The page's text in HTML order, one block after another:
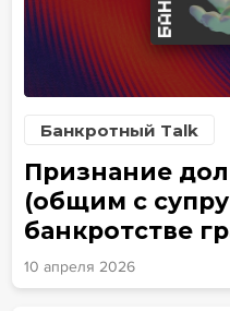
Банкротный Talk
Признание
(общим с
банкротстве
10 апреля 2026